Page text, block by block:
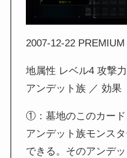
2007-12-22 PREMIUM
地属性 レベル4 攻撃
アンデット族 ／ 効果
①：墓地のこのカー
アンデット族モンス
できる。そのアンデ